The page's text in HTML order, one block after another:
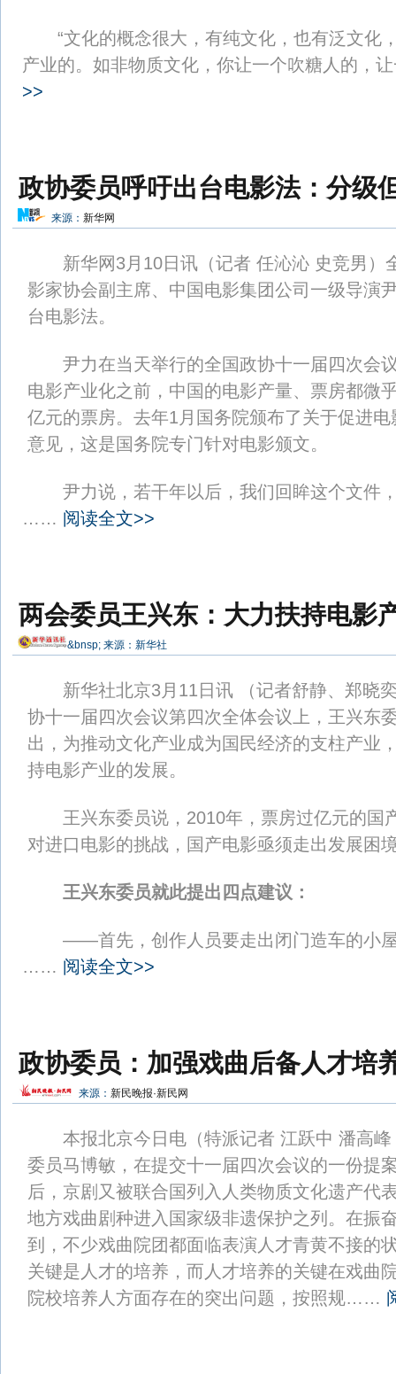
“文化的概念很大，有纯文化，也有泛文化
产业的。如非物质文化，你让一个吹糖人的
>>
政协委员呼吁出台电影法：分级
来源： 新华网
新华网3月10日讯（记者 任沁沁 史竞男）
影家协会副主席、中国电影集团公司一级导演
台电影法。
尹力在当天举行的全国政协十一届四次会
电影产业化之前，中国的电影产量、票房都微
亿元的票房。去年1月国务院颁布了关于促进
意见，这是国务院专门针对电影颁文。
尹力说，若干年以后，我们回眸这个文件
…… 阅读全文>>
两会委员王兴东：大力扶持电影
&bnsp; 来源： 新华社
新华社北京3月11日讯 （记者舒静、郑晓
协十一届四次会议第四次全体会议上，王兴东
出，为推动文化产业成为国民经济的支柱产业
持电影产业的发展。
王兴东委员说，2010年，票房过亿元的国
对进口电影的挑战，国产电影亟须走出发展困
王兴东委员就此提出四点建议：
——首先，创作人员要走出闭门造车的小
…… 阅读全文>>
政协委员：加强戏曲后备人才培
来源： 新民晚报·新民网
本报北京今日电（特派记者 江跃中 潘高峰
委员马博敏，在提交十一届四次会议的一份提
后，京剧又被联合国列入人类物质文化遗产代
地方戏曲剧种进入国家级非遗保护之列。在振
到，不少戏曲院团都面临表演人才青黄不接的
关键是人才的培养，而人才培养的关键在戏曲
院校培养人方面存在的突出问题，按照规……